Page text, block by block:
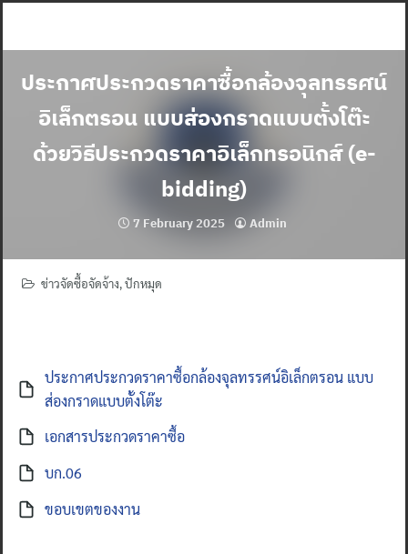
ประกาศประกวดราคาซื้อกล้องจุลทรรศน์
อิเล็กตรอน แบบส่องกราดแบบตั้งโต๊ะ
ด้วยวิธีประกวดราคาอิเล็กทรอนิกส์ (e-
bidding)
7 February 2025 Admin
ข่าวจัดซื้อจัดจ้าง,ปักหมุด
ประกาศประกวดราคาซื้อกล้องจุลทรรศน์อิเล็กตรอน แบบ
ส่องกราดแบบตั้งโต๊ะ
เอกสารประกวดราคาซื้อ
บก.06
ขอบเขตของงาน